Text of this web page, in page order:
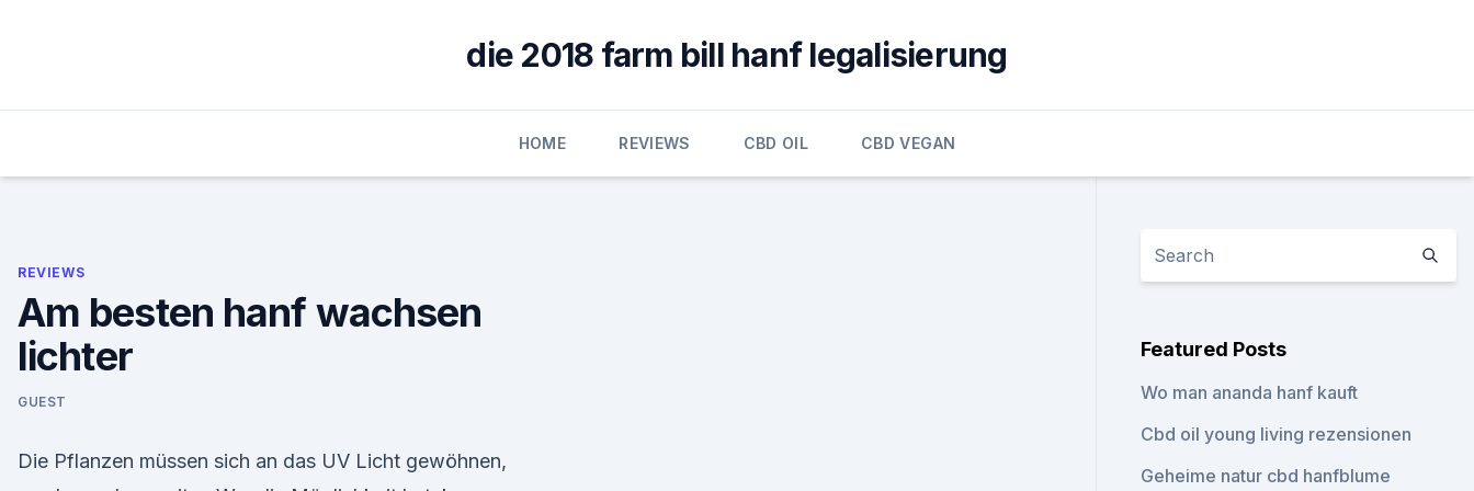
die 2018 farm bill hanf legalisierung
HOME REVIEWS CBD OIL CBD VEGAN
REVIEWS
Am besten hanf wachsen
lichter
GUEST
Die Pflanzen müssen sich an das UV Licht gewöhnen,
Featured Posts
Wo man ananda hanf kauft
Cbd oil young living rezensionen
Geheime natur cbd hanfblume